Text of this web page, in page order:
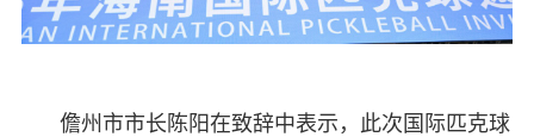
儋州市市长陈阳在致辞中表示，此次国际匹克球